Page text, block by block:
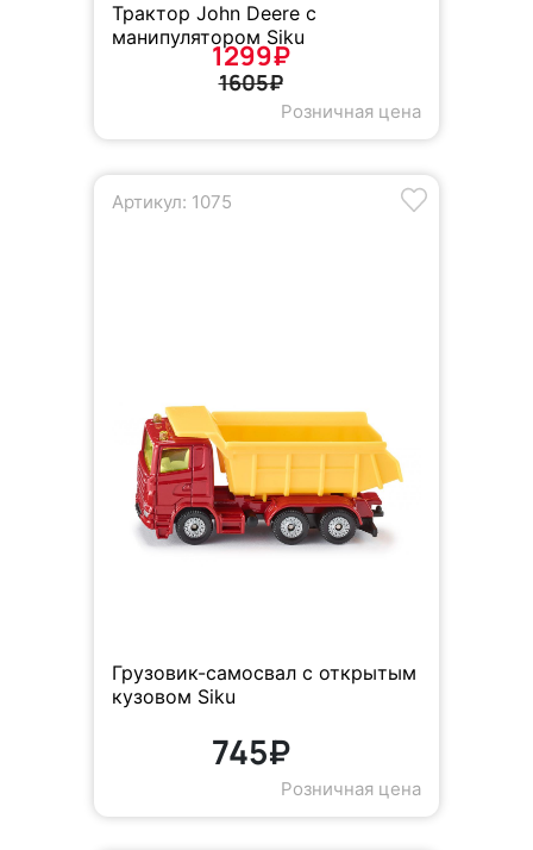
Трактор John Deere с
манипулятором Siku
1299₽
1605₽
Розничная цена
Артикул: 1075
Грузовик-самосвал с открытым
кузовом Siku
745₽
Розничная цена